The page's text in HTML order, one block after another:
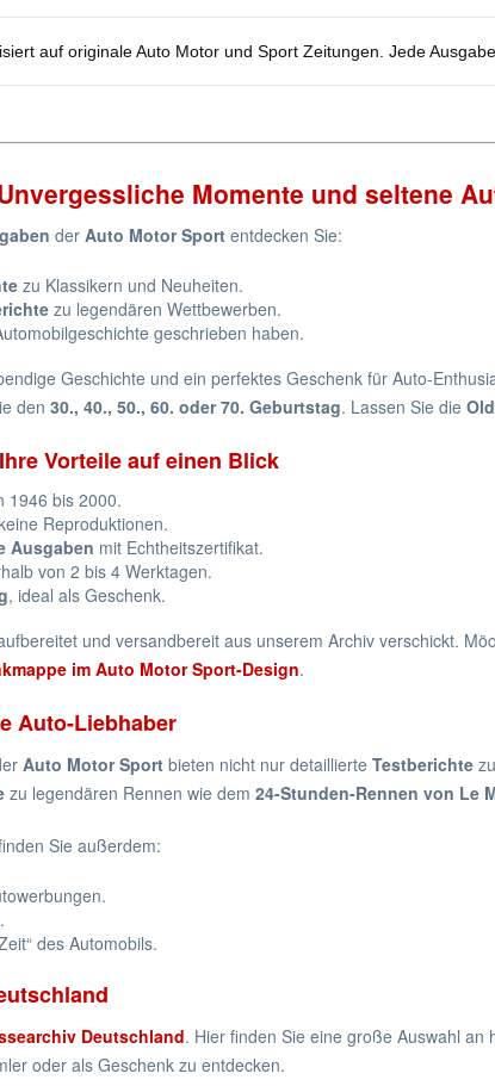
auf originale Auto Motor und Sport Zeitungen. Jede
Momente und seltene
der Auto Motor Sport entdecken Sie:
zu Klassikern und Neuheiten.
zu legendären Wettbewerben.
geschrieben haben.
Geschichte und ein perfektes Geschenk für Auto-
den 30., 40., 50., 60. oder 70. Geburtstag. Lassen Sie die
Vorteile auf einen Blick
1946 bis 2000.
Reproduktionen.
Ausgaben mit Echtheitszertifikat.
von 2 bis 4 Werktagen.
, ideal als Geschenk.
und versandbereit aus unserem Archiv verschickt.
im Auto Motor Sport-Design.
Auto-Liebhaber
Auto Motor Sport bieten nicht nur detaillierte Testberichte
zu legendären Rennen wie dem 24-Stunden-Rennen von Le
Sie außerdem:
des Automobils.
Deutschland. Hier finden Sie eine große Auswahl
oder als Geschenk zu entdecken.